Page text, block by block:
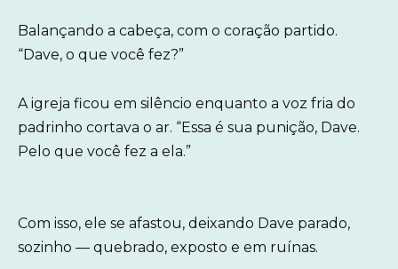
Balançando a cabeça, com o coração partido.
“Dave, o que você fez?”
A igreja ficou em silêncio enquanto a voz fria do
padrinho cortava o ar. “Essa é sua punição, Dave.
Pelo que você fez a ela.”
Com isso, ele se afastou, deixando Dave parado,
sozinho — quebrado, exposto e em ruínas.